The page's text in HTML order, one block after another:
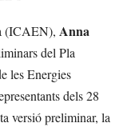
(ICAEN), Anna
del Pla
les Energies
dels 28
versió preliminar, la